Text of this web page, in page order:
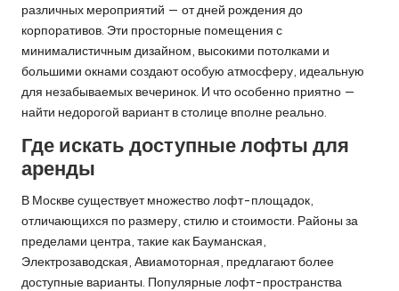
различных мероприятий — от дней рождения до
корпоративов. Эти просторные помещения с
минималистичным дизайном, высокими потолками и
большими окнами создают особую атмосферу, идеальную
для незабываемых вечеринок. И что особенно приятно —
найти недорогой вариант в столице вполне реально.
Где искать доступные лофты для
аренды
В Москве существует множество лофт-площадок,
отличающихся по размеру, стилю и стоимости. Районы за
пределами центра, такие как Бауманская,
Электрозаводская, Авиамоторная, предлагают более
доступные варианты. Популярные лофт-пространства